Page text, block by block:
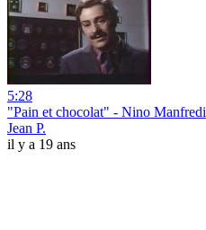
5:28
"Pain et chocolat" - Nino Manfredi
Jean P.
il y a 19 ans